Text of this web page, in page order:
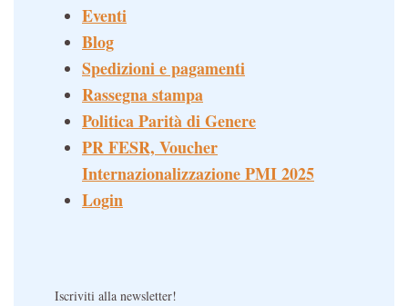
Eventi
Blog
Spedizioni e pagamenti
Rassegna stampa
Politica Parità di Genere
PR FESR, Voucher
Internazionalizzazione PMI 2025
Login
Iscriviti alla newsletter!